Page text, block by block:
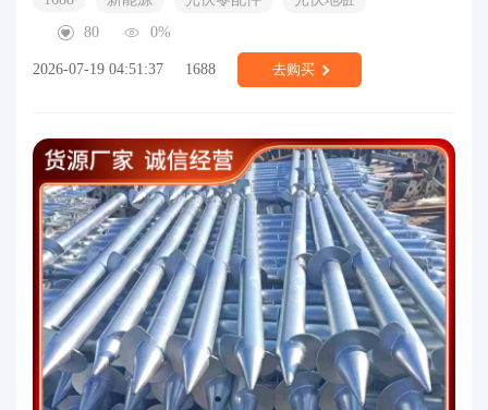
80
0%
2026-07-19 04:51:37 1688 去购买